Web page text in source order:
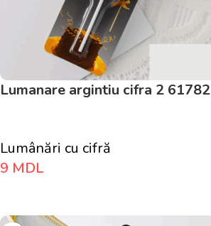
Lumanare argintiu cifra 2 61782
Lumânări cu cifră
9 MDL